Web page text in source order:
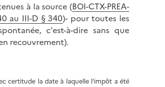
à la source (BOI-CTX-PREA-
au III-D § 340)- pour toutes les
c'est-à-dire sans que
recouvrement).
certitude la date à laquelle l'impôt a été